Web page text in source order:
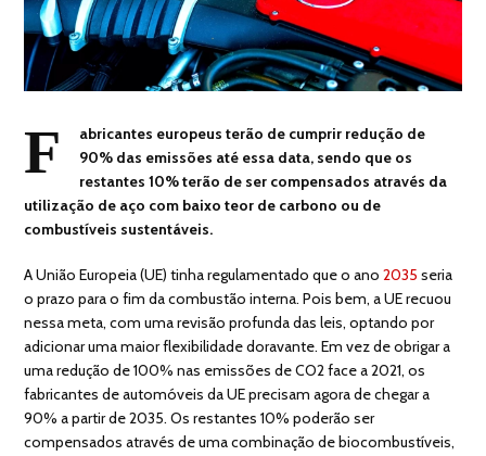
F
abricantes europeus terão de cumprir redução de
90% das emissões até essa data, sendo que os
restantes 10% terão de ser compensados através da
utilização de aço com baixo teor de carbono ou de
combustíveis sustentáveis.
A União Europeia (UE) tinha regulamentado que o ano2035 seria
o prazo para o fim da combustão interna. Pois bem, a UE recuou
nessa meta, com uma revisão profunda das leis, optando por
adicionar uma maior flexibilidade doravante. Em vez de obrigar a
uma redução de 100% nas emissões de CO2 face a 2021, os
fabricantes de automóveis da UE precisam agora de chegar a
90% a partir de 2035. Os restantes 10% poderão ser
compensados através de uma combinação de biocombustíveis,